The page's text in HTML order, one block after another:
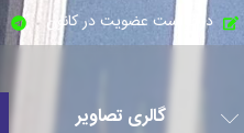
درخواست عضویت در کانون
گالری تصاویر